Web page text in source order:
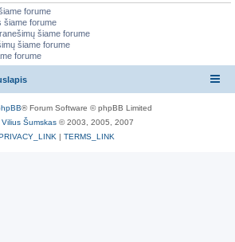
forume
šiame forume
šiame forume
šiame forume
forume
® Forum Software © phpBB Limited
Vilius Šumskas© 2003, 2005, 2007
| TERMS_LINK